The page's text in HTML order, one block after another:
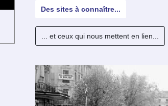
Des sites à connaître...
... et ceux qui nous mettent en lien...